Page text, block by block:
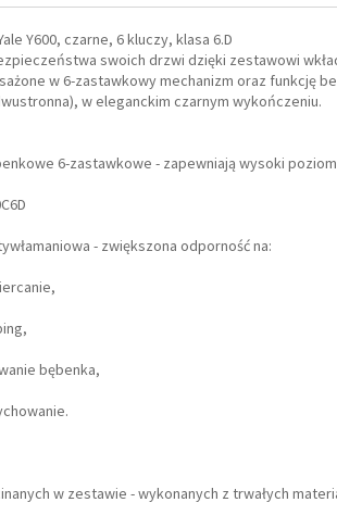
Y600, czarne, 6 kluczy, klasa 6.D
swoich drzwi dzięki zestawowi
w 6-zastawkowy mechanizm oraz funkcję
w eleganckim czarnym wykończeniu.
6-zastawkowe - zapewniają wysoki
- zwiększona odporność na:
bębenka,
w zestawie - wykonanych z trwałych